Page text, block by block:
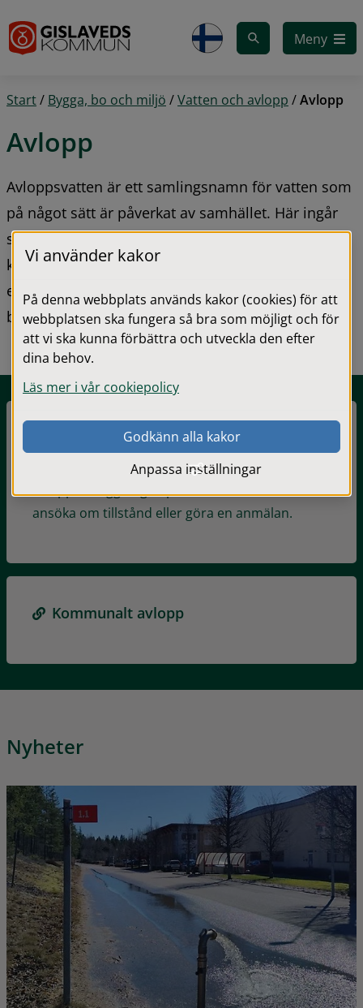
Meny
Start/ Bygga, bo och miljö /Vatten och avlopp /Avlopp
Avlopp
Avloppsvatten är ett samlingsnamn för vatten som
på något sätt är påverkat av samhället. Här ingår
spillvatten, dagvatten och dräneringsvatten. Du
kan ha antingen kommunalt vatten och avlopp,
eller enskilt avlopp och dricksvatten från egen
brunn.
Enskilt avlopp
Om du ska anlägga eller ändra
avloppsanläggningen på din tomt behöver du
ansöka om tillstånd eller göra en anmälan.
Kommunalt avlopp
Nyheter
Vi använder kakor
På denna webbplats används kakor (cookies) för att
webbplatsen ska fungera så bra som möjligt och för
att vi ska kunna förbättra och utveckla den efter
dina behov.
Läs mer i vår cookiepolicy
Godkänn alla kakor
Anpassa inställningar